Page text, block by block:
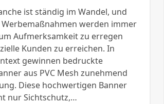
ist ständig im Wandel, und
werden immer
Aufmerksamkeit zu erregen
Kunden zu erreichen. In
gewinnen bedruckte
aus PVC Mesh zunehmend
Diese hochwertigen Banner
nur Sichtschutz,…